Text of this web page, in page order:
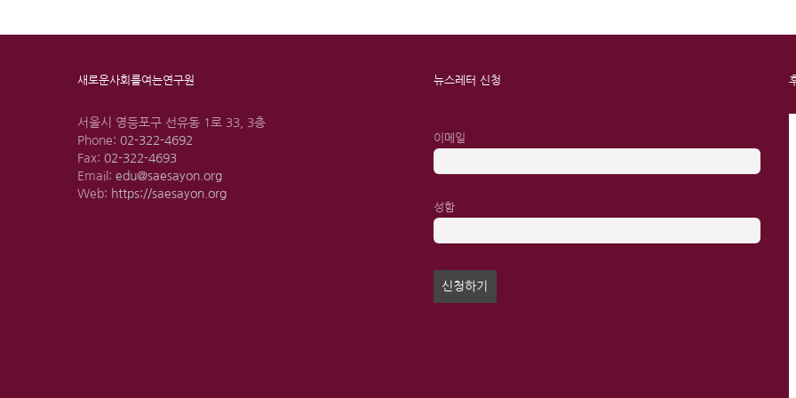
새로운사회를여는연구원
서울시 영등포구 선유동 1로 33, 3층
Phone: 02-322-4692
Fax: 02-322-4693
Email: edu@saesayon.org
Web: https://saesayon.org
뉴스레터 신청
이메일
성함